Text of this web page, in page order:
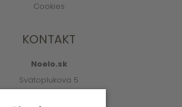
Cookies
KONTAKT
Noelo.sk
Svätoplukova 5